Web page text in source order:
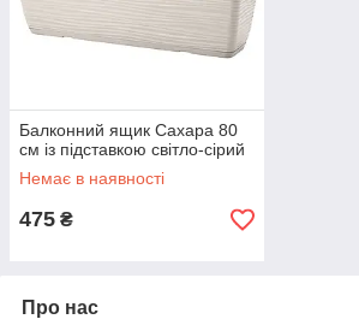
Балконний ящик Сахара 80
см із підставкою світло-сірий
Немає в наявності
475 ₴
Про нас